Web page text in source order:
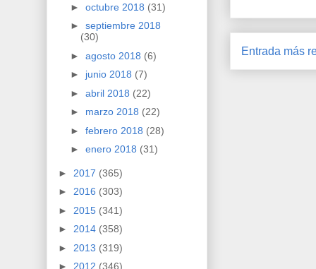
Entrada más
► octubre 2018 (31)
► septiembre 2018
(30)
► agosto 2018 (6)
► junio 2018 (7)
► abril 2018 (22)
► marzo 2018 (22)
► febrero 2018 (28)
► enero 2018 (31)
► 2017 (365)
► 2016 (303)
► 2015 (341)
► 2014 (358)
► 2013 (319)
► 2012 (346)